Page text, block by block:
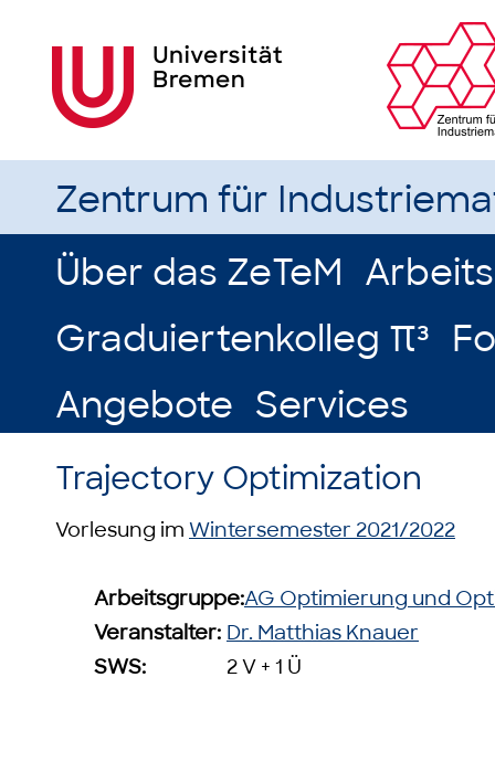
Zentrum für
Über das ZeTeM
Graduiertenkolleg π³
Angebote Services
Trajectory Optimization
Vorlesung im Wintersemester 2021/2022
Arbeitsgruppe:AG Optimierung und
Veranstalter: Dr. Matthias Knauer
SWS:
2 V + 1 Ü